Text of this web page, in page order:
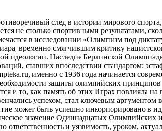
след в истории мирового
не столько спортивными результатами,
в исследовании «Олимпизм под
временно смягчившим критику
идеологии. Наследие Берлинской
ставших впоследствии стандартом:
именно с 1936 года начинается
защиты олимпийских принципов
и то, как память об этих Играх повлияла
успехом, стал ключевым
может быть успешно инкорпорировано в
значение Одиннадцатых Олимпийских
и уязвимость, уроком,